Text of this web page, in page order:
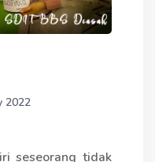
2022
seseorang tidak